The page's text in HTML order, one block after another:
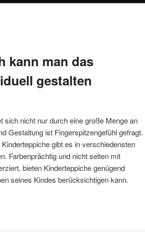
kann man das
gestalten
sich nicht nur durch eine große Menge an
Gestaltung ist Fingerspitzengefühl gefragt.
Kinderteppiche gibt es in verschiedensten
Farbenprächtig und nicht selten mit
bieten Kinderteppiche genügend
seines Kindes berücksichtigen kann.